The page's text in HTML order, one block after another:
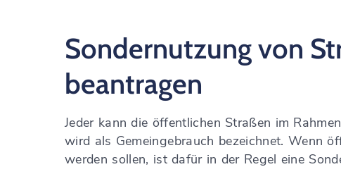
Sondernutzung von
beantragen
Jeder kann die öffentlichen Straßen im
wird als Gemeingebrauch bezeichnet. Wenn
werden sollen, ist dafür in der Regel eine